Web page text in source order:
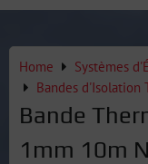
Home
Systèmes
Bandes d'Isolation
Bande
1mm 10m